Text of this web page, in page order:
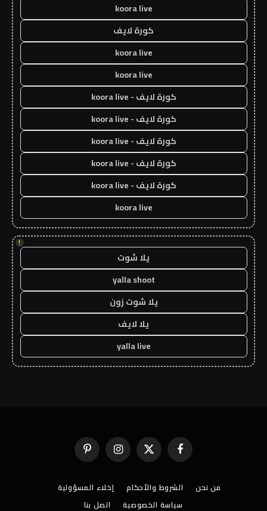
koora live
كورة لايف
koora live
koora live
كورة لايف - koora live
كورة لايف - koora live
كورة لايف - koora live
كورة لايف - koora live
كورة لايف - koora live
koora live
!
يلا شوت
yalla shoot
يلا شوت زون
يلا لايف
yalla live
فيسبوك X
(Twitter)
الانستغرامبينتيريست
من نحن الشروط والأحكام
إخلاء المسؤولية
سياسة الخصوصية
اتصل بنا